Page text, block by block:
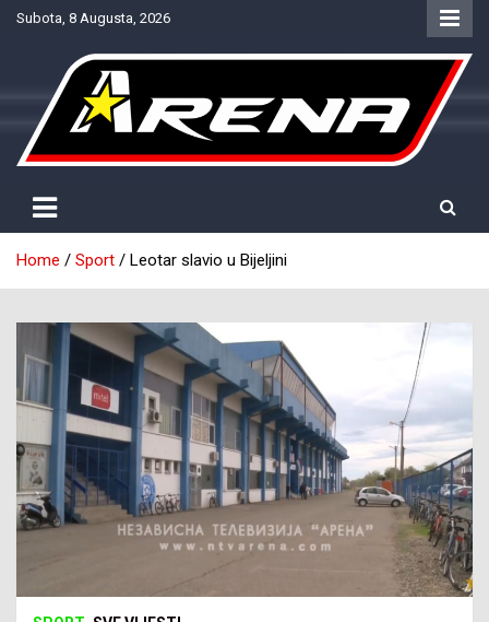
SkipSubota, 8 Augusta, 2026
NTV Arena
Home Sport Leotar slavio u Bijeljini